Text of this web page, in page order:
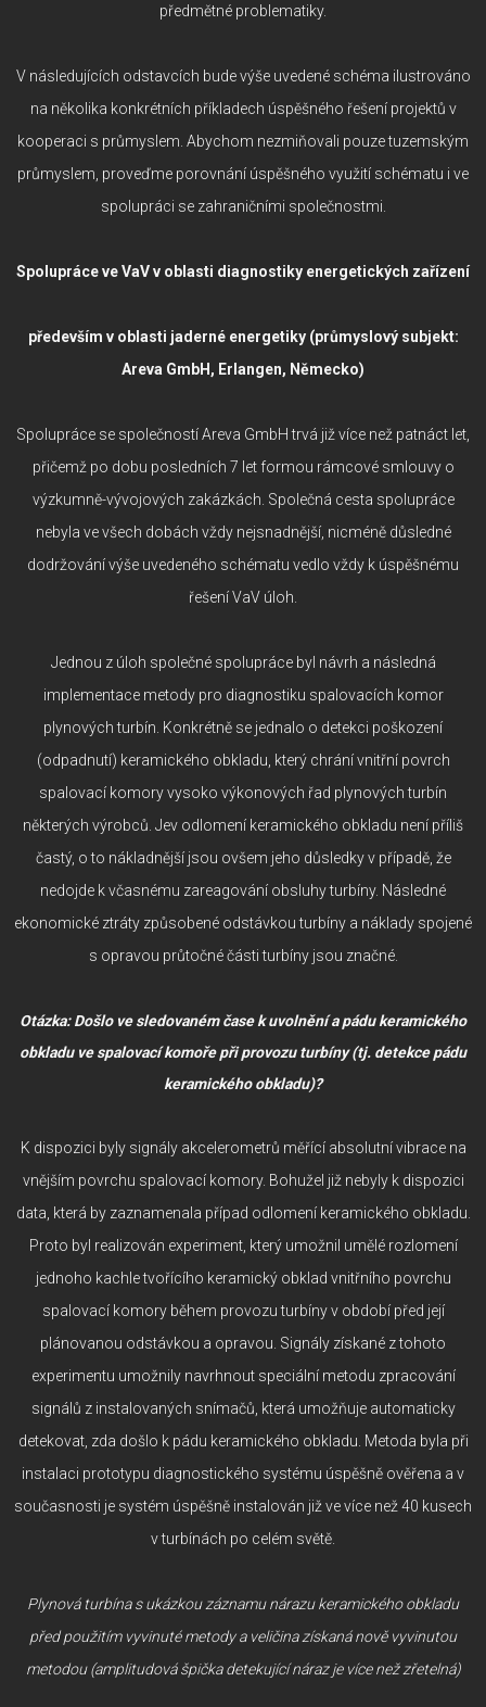
předmětné problematiky.
V následujících odstavcích bude výše uvedené schéma ilustrováno
na několika konkrétních příkladech úspěšného řešení projektů v
kooperaci s průmyslem. Abychom nezmiňovali pouze tuzemským
průmyslem, proveďme porovnání úspěšného využití schématu i ve
spolupráci se zahraničními společnostmi.
Spolupráce ve VaV v oblasti diagnostiky energetických zařízení
především v oblasti jaderné energetiky (průmyslový subjekt:
Areva GmbH, Erlangen, Německo)
Spolupráce se společností Areva GmbH trvá již více než patnáct let,
přičemž po dobu posledních 7 let formou rámcové smlouvy o
výzkumně-vývojových zakázkách. Společná cesta spolupráce
nebyla ve všech dobách vždy nejsnadnější, nicméně důsledné
dodržování výše uvedeného schématu vedlo vždy k úspěšnému
řešení VaV úloh.
Jednou z úloh společné spolupráce byl návrh a následná
implementace metody pro diagnostiku spalovacích komor
plynových turbín. Konkrétně se jednalo o detekci poškození
(odpadnutí) keramického obkladu, který chrání vnitřní povrch
spalovací komory vysoko výkonových řad plynových turbín
některých výrobců. Jev odlomení keramického obkladu není příliš
častý, o to nákladnější jsou ovšem jeho důsledky v případě, že
nedojde k včasnému zareagování obsluhy turbíny. Následné
ekonomické ztráty způsobené odstávkou turbíny a náklady spojené
s opravou průtočné části turbíny jsou značné.
Otázka: Došlo ve sledovaném čase k uvolnění a pádu keramického
obkladu ve spalovací komoře při provozu turbíny (tj. detekce pádu
keramického obkladu)?
K dispozici byly signály akcelerometrů měřící absolutní vibrace na
vnějším povrchu spalovací komory. Bohužel již nebyly k dispozici
data, která by zaznamenala případ odlomení keramického obkladu.
Proto byl realizován experiment, který umožnil umělé rozlomení
jednoho kachle tvořícího keramický obklad vnitřního povrchu
spalovací komory během provozu turbíny v období před její
plánovanou odstávkou a opravou. Signály získané z tohoto
experimentu umožnily navrhnout speciální metodu zpracování
signálů z instalovaných snímačů, která umožňuje automaticky
detekovat, zda došlo k pádu keramického obkladu. Metoda byla při
instalaci prototypu diagnostického systému úspěšně ověřena a v
současnosti je systém úspěšně instalován již ve více než 40 kusech
v turbínách po celém světě.
Plynová turbína s ukázkou záznamu nárazu keramického obkladu
před použitím vyvinuté metody a veličina získaná nově vyvinutou
metodou (amplitudová špička detekující náraz je více než zřetelná)